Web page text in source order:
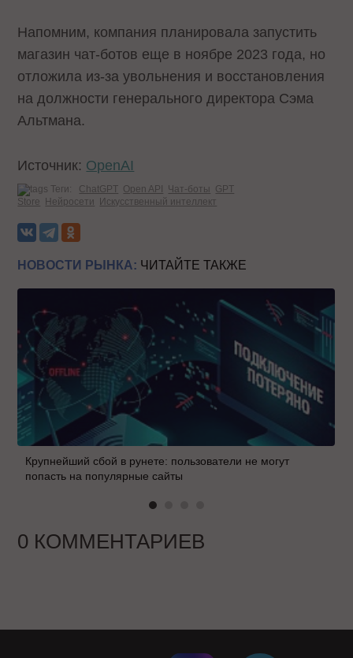
Напомним, компания планировала запустить
магазин чат-ботов еще в ноябре 2023 года, но
отложила из-за увольнения и восстановления
на должности генерального директора Сэма
Альтмана.
Источник: OpenAI
Теги: ChatGPT Open API Чат-боты GPT
Store Нейросети Искусственный интеллект
НОВОСТИ РЫНКА: ЧИТАЙТЕ ТАКЖЕ
Крупнейший сбой в рунете: пользователи не могут
попасть на популярные сайты
0 КОММЕНТАРИЕВ